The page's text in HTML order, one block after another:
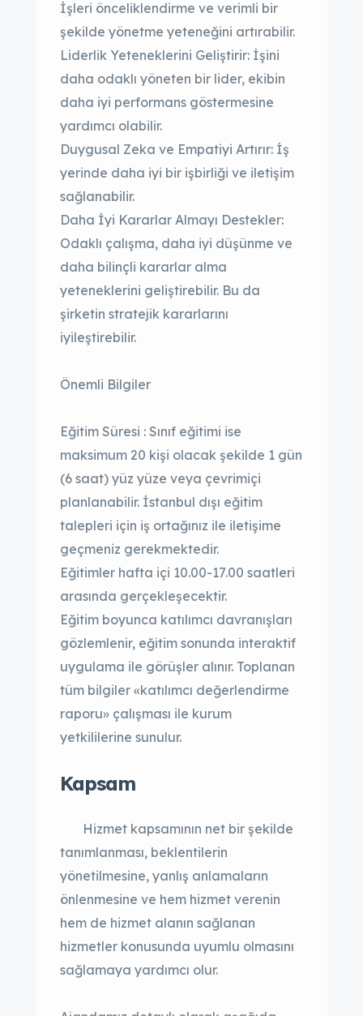
İşleri önceliklendirme ve verimli bir
şekilde yönetme yeteneğini artırabilir.
Liderlik Yeteneklerini Geliştirir: İşini
daha odaklı yöneten bir lider, ekibin
daha iyi performans göstermesine
yardımcı olabilir.
Duygusal Zeka ve Empatiyi Artırır: İş
yerinde daha iyi bir işbirliği ve iletişim
sağlanabilir.
Daha İyi Kararlar Almayı Destekler:
Odaklı çalışma, daha iyi düşünme ve
daha bilinçli kararlar alma
yeteneklerini geliştirebilir. Bu da
şirketin stratejik kararlarını
iyileştirebilir.
Önemli Bilgiler
Eğitim Süresi : Sınıf eğitimi ise
maksimum 20 kişi olacak şekilde 1 gün
(6 saat) yüz yüze veya çevrimiçi
planlanabilir. İstanbul dışı eğitim
talepleri için iş ortağınız ile iletişime
geçmeniz gerekmektedir.
Eğitimler hafta içi 10.00-17.00 saatleri
arasında gerçekleşecektir.
Eğitim boyunca katılımcı davranışları
gözlemlenir, eğitim sonunda interaktif
uygulama ile görüşler alınır. Toplanan
tüm bilgiler «katılımcı değerlendirme
raporu» çalışması ile kurum
yetkililerine sunulur.
Kapsam
Hizmet kapsamının net bir şekilde
tanımlanması, beklentilerin
yönetilmesine, yanlış anlamaların
önlenmesine ve hem hizmet verenin
hem de hizmet alanın sağlanan
hizmetler konusunda uyumlu olmasını
sağlamaya yardımcı olur.